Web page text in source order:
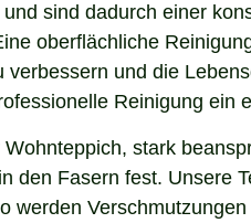
sind dadurch einer
oberflächliche
und die
Reinigung ein
stark
Fasern fest. Unsere